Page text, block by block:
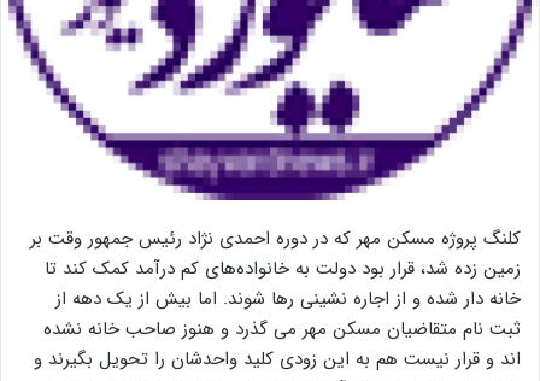
کلنگ پروژه مسکن مهر که در دوره احمدی نژاد رئیس جمهور وقت بر
زمین زده شد، قرار بود دولت به خانواده‌های کم درآمد کمک کند تا
خانه دار شده و از اجاره نشینی رها شوند. اما بیش از یک دهه از
ثبت نام متقاضیان مسکن مهر می‌ گذرد و هنوز صاحب خانه نشده
اند و قرار نیست هم به این زودی کلید واحدشان را تحویل بگیرند و